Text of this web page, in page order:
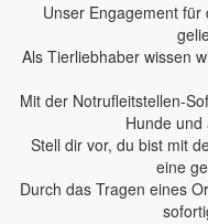
Unser Engagement
Als Tierliebhaber wissen
Mit der Notrufleitstellen-
Hunde
Stell dir vor, du bist mit
eine
Durch das Tragen eines